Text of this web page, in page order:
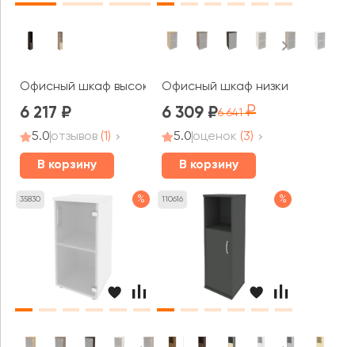
Офисный шкаф высокий узкий правый 1 низкая дверь
6 217
5.0отзывов (1)
В корзину
Офисный шкаф низкий узкий
6 309 6 641
5.0оценок (3)
В корзину
35830 % 110616 %